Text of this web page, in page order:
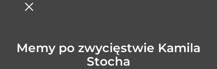
Memy po zwycięstwie Kamila
Stocha